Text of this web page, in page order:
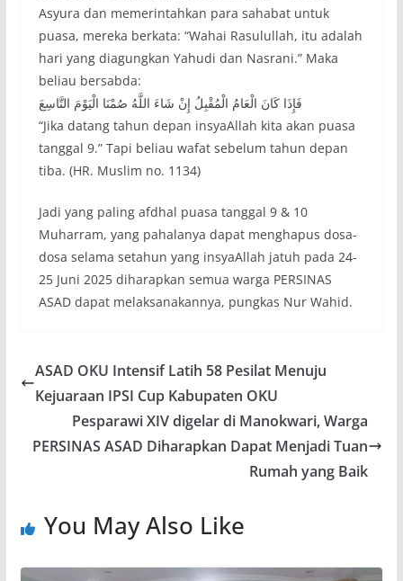
Asyura dan memerintahkan para sahabat untuk
puasa, mereka berkata: “Wahai Rasulullah, itu adalah
hari yang diagungkan Yahudi dan Nasrani.” Maka
beliau bersabda:
فَإِذَا كَانَ الْعَامُ الْمُقْبِلُ إِنْ شَاءَ اللَّهُ صُمْنَا الْيَوْمَ التَّاسِعَ
“Jika datang tahun depan insyaAllah kita akan puasa
tanggal 9.” Tapi beliau wafat sebelum tahun depan
tiba. (HR. Muslim no. 1134)
Jadi yang paling afdhal puasa tanggal 9 & 10
Muharram, yang pahalanya dapat menghapus dosa-
dosa selama setahun yang insyaAllah jatuh pada 24-
25 Juni 2025 diharapkan semua warga PERSINAS
ASAD dapat melaksanakannya, pungkas Nur Wahid.
ASAD OKU Intensif Latih 58 Pesilat Menuju
Kejuaraan IPSI Cup Kabupaten OKU
Pesparawi XIV digelar di Manokwari, Warga
PERSINAS ASAD Diharapkan Dapat Menjadi Tuan
Rumah yang Baik
You May Also Like